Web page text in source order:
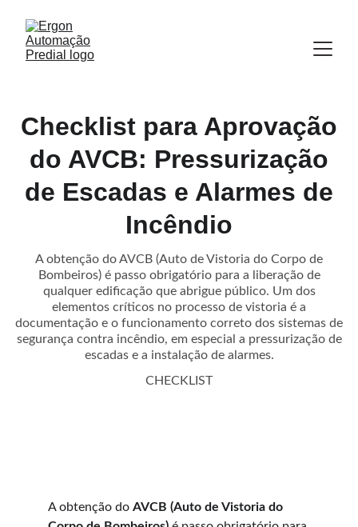
Checklist para Aprovação
do AVCB: Pressurização
de Escadas e Alarmes de
Incêndio
A obtenção do AVCB (Auto de Vistoria do Corpo de
Bombeiros) é passo obrigatório para a liberação de
qualquer edificação que abrigue público. Um dos
elementos críticos no processo de vistoria é a
documentação e o funcionamento correto dos sistemas de
segurança contra incêndio, em especial a pressurização de
escadas e a instalação de alarmes.
CHECKLIST
A obtenção do AVCB (Auto de Vistoria do